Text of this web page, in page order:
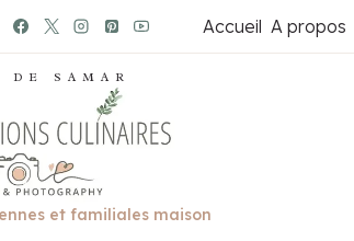
Accueil A propos
DE SAMAR
et familiales maison